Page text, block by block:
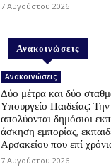
7 Αυγούστου 2026
Ανακοινώσεις
Ανακοινώσεις
Δύο μέτρα και δύο
Υπουργείο Παιδείας:
απολύονται δημόσιοι
άσκηση εμπορίας,
Αρσακείου που επί
7 Αυγούστου 2026